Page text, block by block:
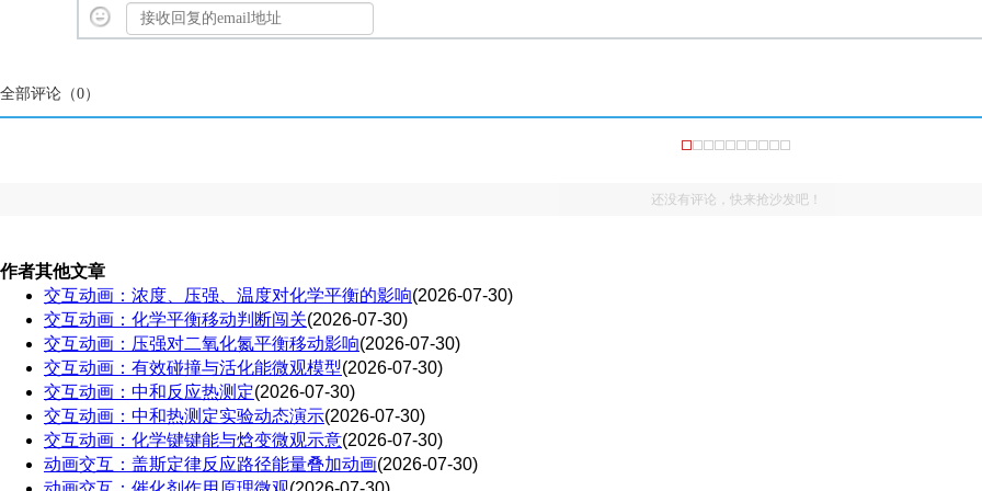
全部评论（0）
还没有评论，快来抢沙发吧！
作者其他文章
交互动画：浓度、压强、温度对化学平衡的影响(2026-07-30)
交互动画：化学平衡移动判断闯关(2026-07-30)
交互动画：压强对二氧化氮平衡移动影响(2026-07-30)
交互动画：有效碰撞与活化能微观模型(2026-07-30)
交互动画：中和反应热测定(2026-07-30)
交互动画：中和热测定实验动态演示(2026-07-30)
交互动画：化学键键能与焓变微观示意(2026-07-30)
动画交互：盖斯定律反应路径能量叠加动画(2026-07-30)